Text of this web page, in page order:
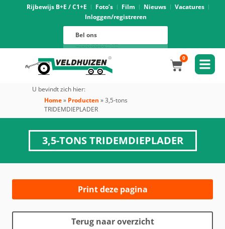
Rijbewijs B+E / C1+E Foto’s Film Nieuws
Vacatures
Inloggen/registreren
Bel ons
0
U bevindt zich hier:
Home» Producten »3,5-tons
TRIDEMDIEPLADER
3,5-TONS TRIDEMDIEPLADER
Print deze pagina
Terug naar overzicht